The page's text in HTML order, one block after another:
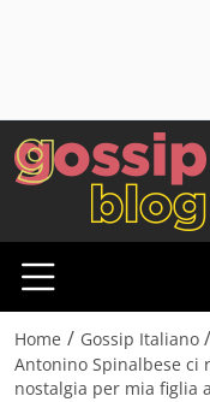
Home / Gossip Italiano /
Antonino Spinalbese ci
nostalgia per mia figlia